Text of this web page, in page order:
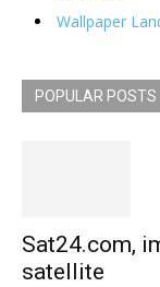
Wallpaper
POPULAR POSTS
Sat24.com,
satellite